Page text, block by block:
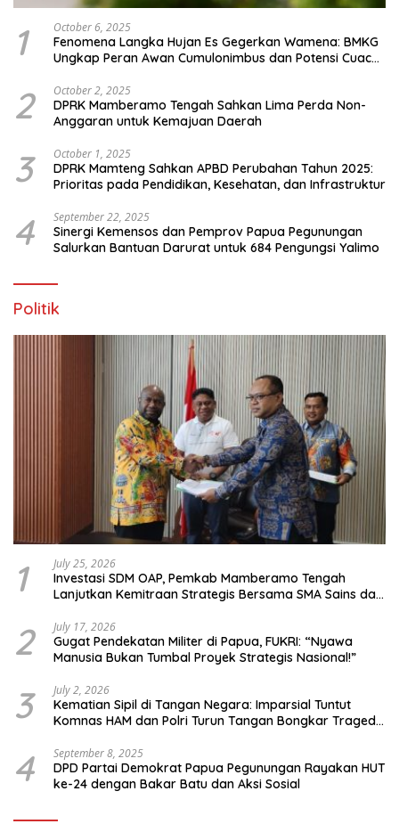
1 October 6, 2025
Fenomena Langka Hujan Es Gegerkan Wamena: BMKG
Ungkap Peran Awan Cumulonimbus dan Potensi Cuaca
2 October 2, 2025
DPRK Mamberamo Tengah Sahkan Lima Perda Non-
Anggaran untuk Kemajuan Daerah
3 October 1, 2025
DPRK Mamteng Sahkan APBD Perubahan Tahun 2025:
Prioritas pada Pendidikan, Kesehatan, dan Infrastruktur
4 September 22, 2025
Sinergi Kemensos dan Pemprov Papua Pegunungan
Salurkan Bantuan Darurat untuk 684 Pengungsi Yalimo
Politik
1 July 25, 2026
Investasi SDM OAP, Pemkab Mamberamo Tengah
Lanjutkan Kemitraan Strategis Bersama SMA Sains dan
2 July 17, 2026
Gugat Pendekatan Militer di Papua, FUKRI: “Nyawa
Manusia Bukan Tumbal Proyek Strategis Nasional!”
3 July 2, 2026
Kematian Sipil di Tangan Negara: Imparsial Tuntut
Komnas HAM dan Polri Turun Tangan Bongkar Tragedi
4 September 8, 2025
DPD Partai Demokrat Papua Pegunungan Rayakan HUT
ke-24 dengan Bakar Batu dan Aksi Sosial